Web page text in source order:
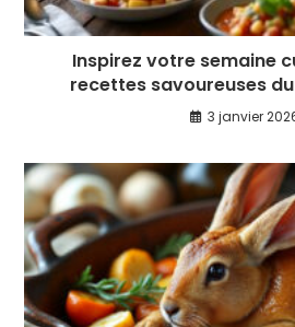
Inspirez votre semaine
recettes savoureuses du
3 janvier